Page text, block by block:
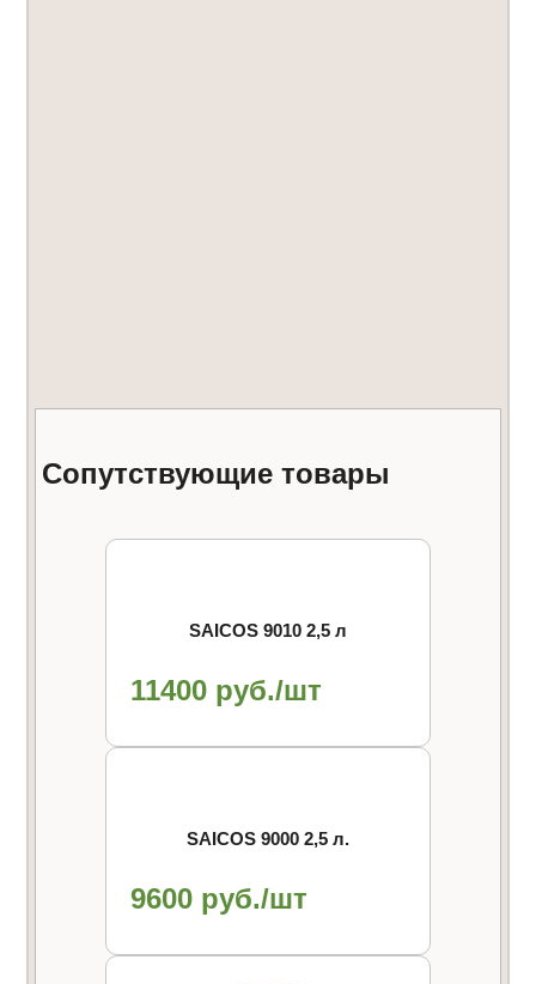
Сопутствующие товары
SAICOS 9010 2,5 л
11400 руб./шт
SAICOS 9000 2,5 л.
9600 руб./шт